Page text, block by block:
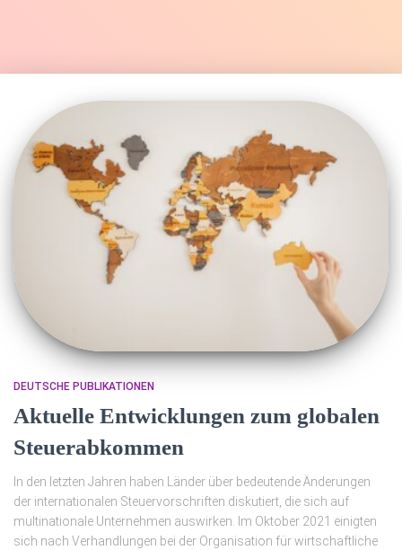
DEUTSCHE PUBLIKATIONEN
Aktuelle Entwicklungen zum globalen
Steuerabkommen
In den letzten Jahren haben Länder über bedeutende Änderungen
der internationalen Steuervorschriften diskutiert, die sich auf
multinationale Unternehmen auswirken. Im Oktober 2021 einigten
sich nach Verhandlungen bei der Organisation für wirtschaftliche